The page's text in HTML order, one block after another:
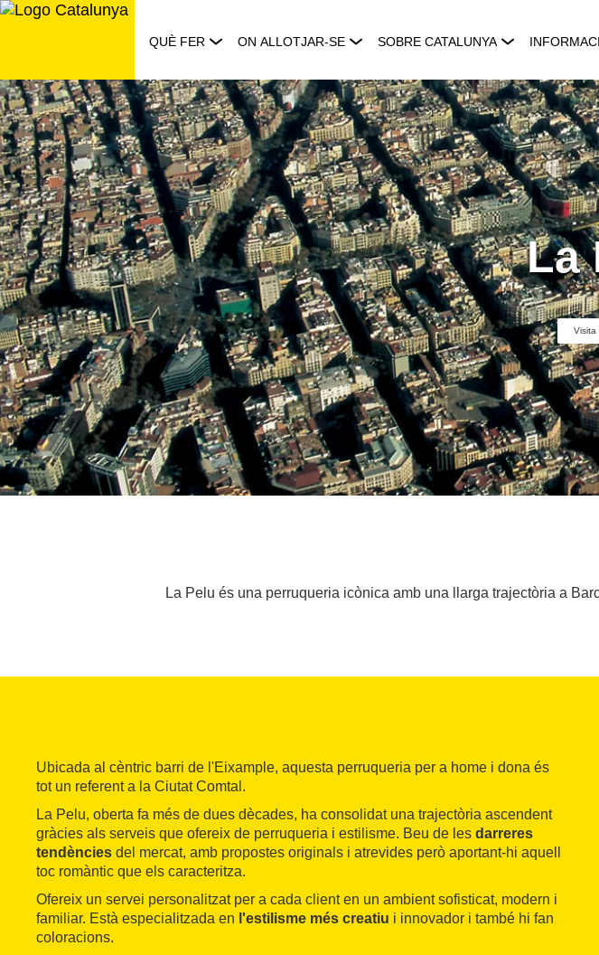
Saltar
QUÈ FER ON ALLOTJAR-SE SOBRE CATALUNYA
La
Visita
La Pelu és una perruqueria icònica amb una llarga trajectòria a
Ubicada al cèntric barri de l'Eixample, aquesta perruqueria per a home i dona és
tot un referent a la Ciutat Comtal.
La Pelu, oberta fa més de dues dècades, ha consolidat una trajectòria ascendent
gràcies als serveis que ofereix de perruqueria i estilisme. Beu de les darreres
tendències del mercat, amb propostes originals i atrevides però aportant-hi aquell
toc romàntic que els caracteritza.
Ofereix un servei personalitzat per a cada client en un ambient sofisticat, modern i
familiar. Està especialitzada en l'estilisme més creatiu i innovador i també hi fan
coloracions.